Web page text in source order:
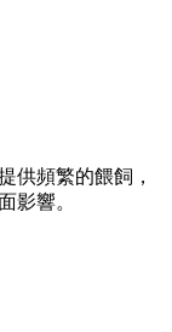
供頻繁的餵飼，
影響。